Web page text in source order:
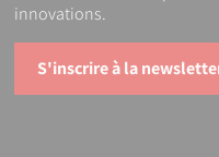
innovations.
S'inscrire à la